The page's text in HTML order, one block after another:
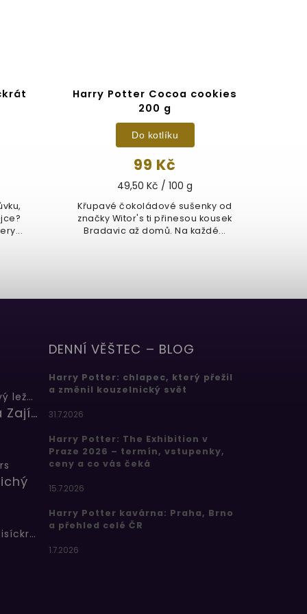
Harry Potter Cocoa cookies
200 g
99 Kč
49,50 Kč / 100 g
Do kotlíku
Křupavé čokoládové sušenky od
značky Witor's ti přinesou kousek
Bradavic až domů. Na každé...
Butterbeer: Máslový ležák
Barbora Zajícová
Bertíkovy fazolky tisíckrát jinak
DENNÍ VĚŠTEC – BLOG
Harry Potter: chlapec, který přežil
a změnil kouzelnický svět
31.7.2026
Harry Potter: The Exhibition v
Praze 2026 – termín, vstupenky,
ceny a co vás čeká
15.7.2026
Harry Potter kavárna: Praha, Brno
a přehled celé ČR
1.7.2026